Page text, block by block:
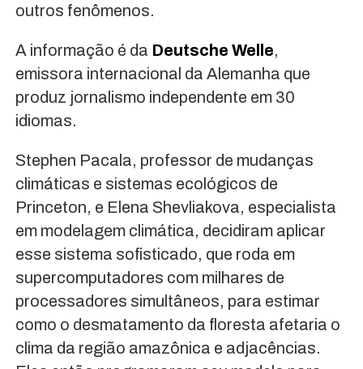
outros fenômenos.
A informação é da Deutsche Welle,
emissora internacional da Alemanha que
produz jornalismo independente em 30
idiomas.
Stephen Pacala, professor de mudanças
climáticas e sistemas ecológicos de
Princeton, e Elena Shevliakova, especialista
em modelagem climática, decidiram aplicar
esse sistema sofisticado, que roda em
supercomputadores com milhares de
processadores simultâneos, para estimar
como o desmatamento da floresta afetaria o
clima da região amazônica e adjacências.